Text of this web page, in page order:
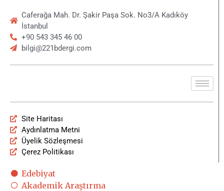
Caferağa Mah. Dr. Şakir Paşa Sok. No3/A Kadıköy
İstanbul
+90 543 345 46 00
bilgi@221bdergi.com
Site Haritası
Aydınlatma Metni
Üyelik Sözleşmesi
Çerez Politikası
Edebiyat
Akademik Araştırma